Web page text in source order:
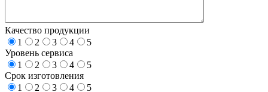
Качество продукции
1
2 3 4
5
Уровень сервиса
1
2 3 4
5
Срок изготовления
1
2 3 4
5